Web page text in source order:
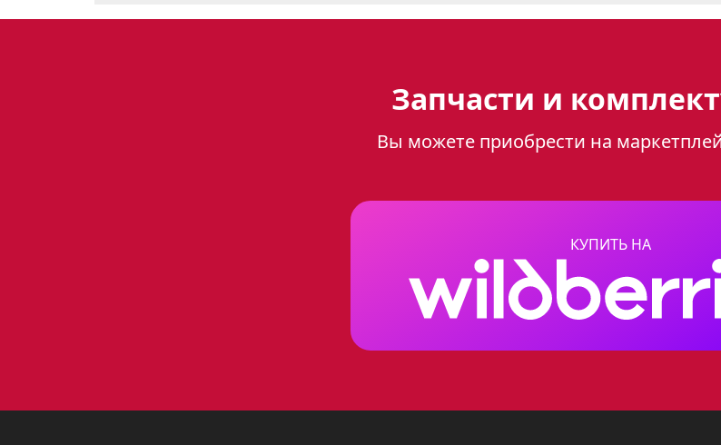
Кухонная вытяжка Gefest 1502 К30 - это стильное и практичное
в борьбе с запахами и дымом, но и красивым дополнением к
Вытяжка Gefest 1502 К30 имеет следующие основные
Запчасти и
Вы можете приобрести на
КУПИТЬ НА